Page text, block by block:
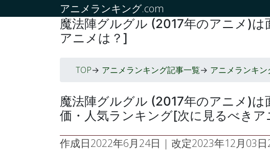
アニメランキング.com
魔法陣グルグル (2017年のアニメ)
アニメは？]
TOP-> アニメランキング記事一覧-> アニメランキン
魔法陣グルグル (2017年のアニメ)
価・人気ランキング[次に見るべきア
作成日2022年6月24日 | 改定2023年12月03日